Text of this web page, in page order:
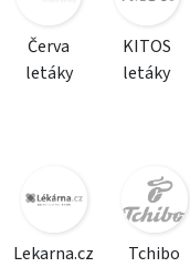
Červa
letáky
KITOS
letáky
Lekarna.cz
Tchibo